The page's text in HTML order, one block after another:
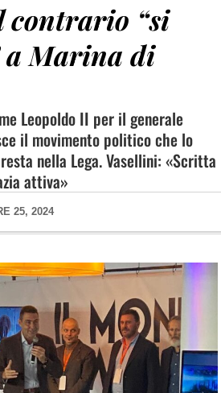
contrario “si
Marina di
Leopoldo II per il generale
il movimento politico che lo
nella Lega. Vasellini: «Scritta
attiva»
25, 2024